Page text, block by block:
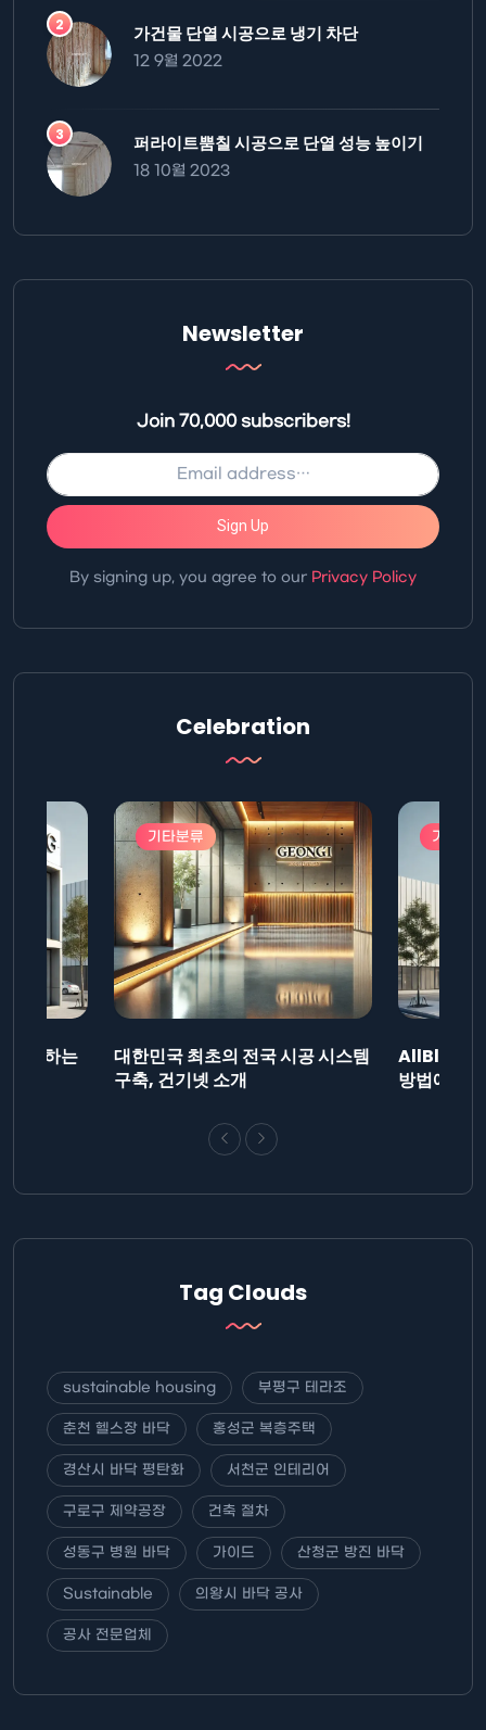
가건물 단열 시공으로 냉기 차단
12 9월 2022
퍼라이트뿜칠 시공으로 단열 성능 높이기
18 10월 2023
Newsletter
Join 70,000 subscribers!
Sign Up
By signing up, you agree to our Privacy Policy
Celebration
제출하는
기타분류
대한민국 최초의 전국 시공 시스템
구축, 건기넷 소개
기타분
AllBlog에
방법에 대
Tag Clouds
sustainable housing 부평구 테라조
춘천 헬스장 바닥 홍성군 복층주택
경산시 바닥 평탄화 서천군 인테리어
구로구 제약공장 건축 절차
성동구 병원 바닥 가이드 산청군 방진 바닥
Sustainable 의왕시 바닥 공사
공사 전문업체